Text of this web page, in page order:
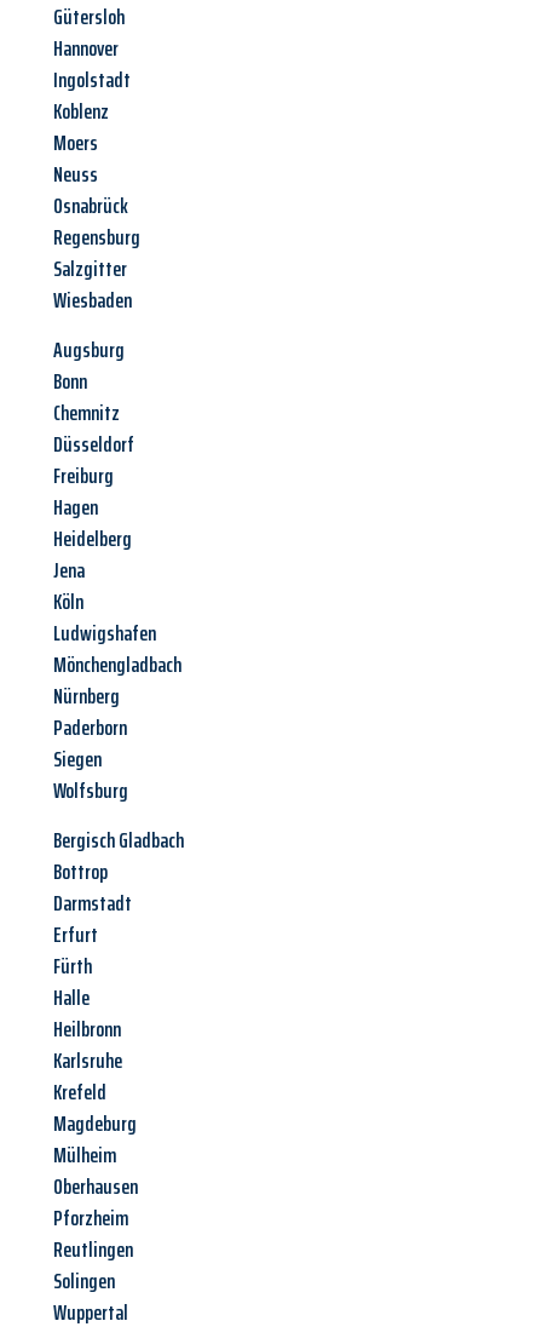
Gütersloh
Hannover
Ingolstadt
Koblenz
Moers
Neuss
Osnabrück
Regensburg
Salzgitter
Wiesbaden
Augsburg
Bonn
Chemnitz
Düsseldorf
Freiburg
Hagen
Heidelberg
Jena
Köln
Ludwigshafen
Mönchengladbach
Nürnberg
Paderborn
Siegen
Wolfsburg
Bergisch Gladbach
Bottrop
Darmstadt
Erfurt
Fürth
Halle
Heilbronn
Karlsruhe
Krefeld
Magdeburg
Mülheim
Oberhausen
Pforzheim
Reutlingen
Solingen
Wuppertal